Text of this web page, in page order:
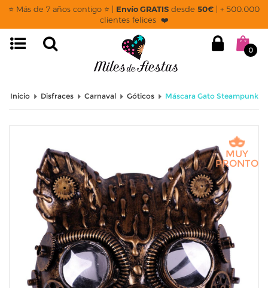
⭐ Más de 7 años contigo ⭐ | Envío GRATIS desde 50€ | + 500.000
clientes felices ❤️
0
Inicio Disfraces Carnaval Góticos Máscara Gato Steampunk
MUY
PRONTO